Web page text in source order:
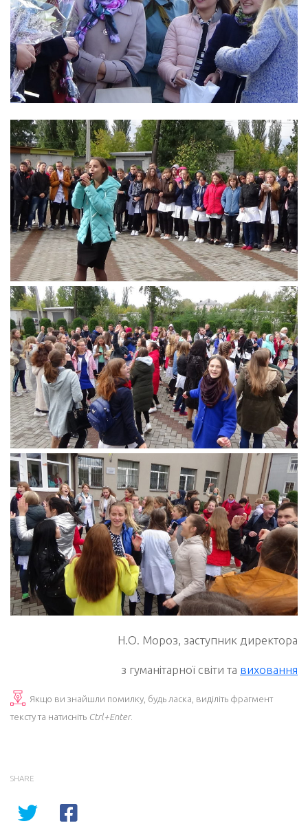
Н.О. Мороз, заступник директора
з гуманітарної світи та виховання
Якщо ви знайшли помилку, будь ласка, виділіть фрагмент
тексту та натисніть Ctrl+Enter.
SHARE